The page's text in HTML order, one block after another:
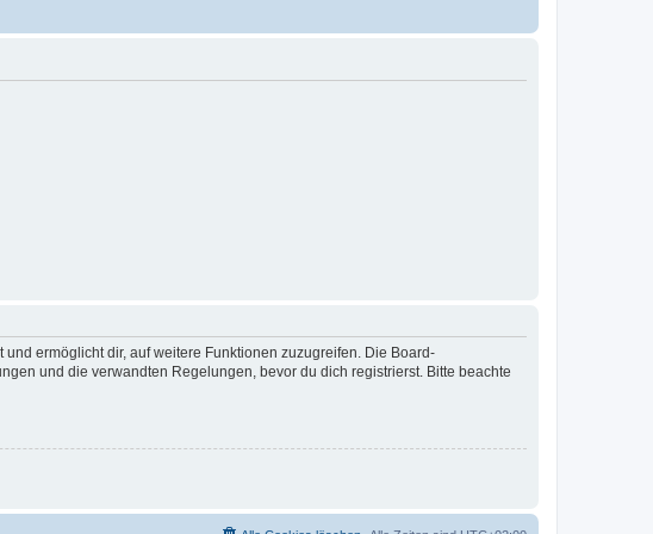
ermöglicht dir, auf weitere Funktionen zuzugreifen. Die Board-
und die verwandten Regelungen, bevor du dich registrierst. Bitte beachte